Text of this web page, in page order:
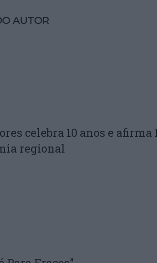
AUTOR
celebra 10 anos e
regional